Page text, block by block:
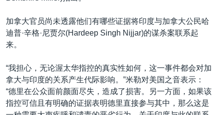
加拿大官员尚未透露他们有哪些证据将印度与加拿大公民哈
迪普·辛格·尼贾尔(Hardeep Singh Nijjar)的谋杀案联系起
来。
“我担心，无论渥太华指控的真实性如何，这一事件都会对加
拿大与印度的关系产生代际影响。”米勒对美国之音表示：
“德里在公众面前颜面尽失，造成了损害。另一方面，如果该
指控可信且有明确的证据表明德里直接参与其中，那么这是